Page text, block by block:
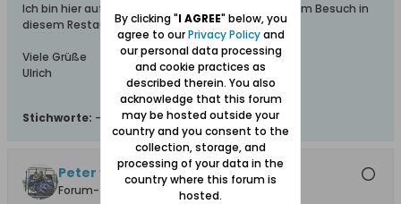
Ich bin hier auf den ersten Erlebnisbericht von einem Besuch in
diesem Restaurant gespannt.
Viele Grüße
Ulrich
Stichworte: -
Peter von Groddeck
Forum-Teilnehmer
By clicking "I AGREE" below, you
agree to ourPrivacy Policyand
our personal data processing
and cookie practices as
described therein. You also
acknowledge that this forum
may be hosted outside your
country and you consent to the
collection, storage, and
processing of your data in the
country where this forum is
hosted.